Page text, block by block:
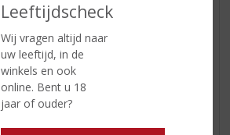
Leeftijdscheck
Wij vragen altijd naar
uw leeftijd, in de
winkels en ook
online. Bent u 18
jaar of ouder?
een fruitige, elegante en
expressieve geur
delicaat en frisdroog van smaak
fruitige afdronk